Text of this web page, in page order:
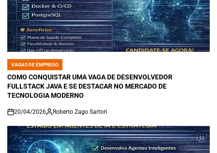
POSTED
IN
VAGAS DE EMPREGO
COMO CONQUISTAR UMA VAGA DE DESENVOLVEDOR
FULLSTACK JAVA E SE DESTACAR NO MERCADO DE
TECNOLOGIA MODERNO
on
20/04/2026 Roberto Zago Sartori